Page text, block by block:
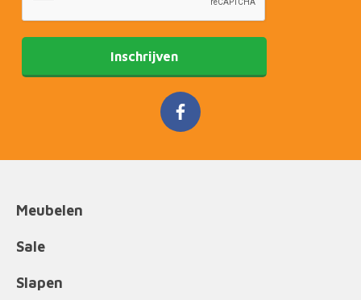
Inschrijven
Meubelen
Sale
Slapen